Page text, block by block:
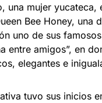
una mujer
Bee Honey, una
uno de sus
entre amigos”, en
elegantes e
tuvo sus inicios